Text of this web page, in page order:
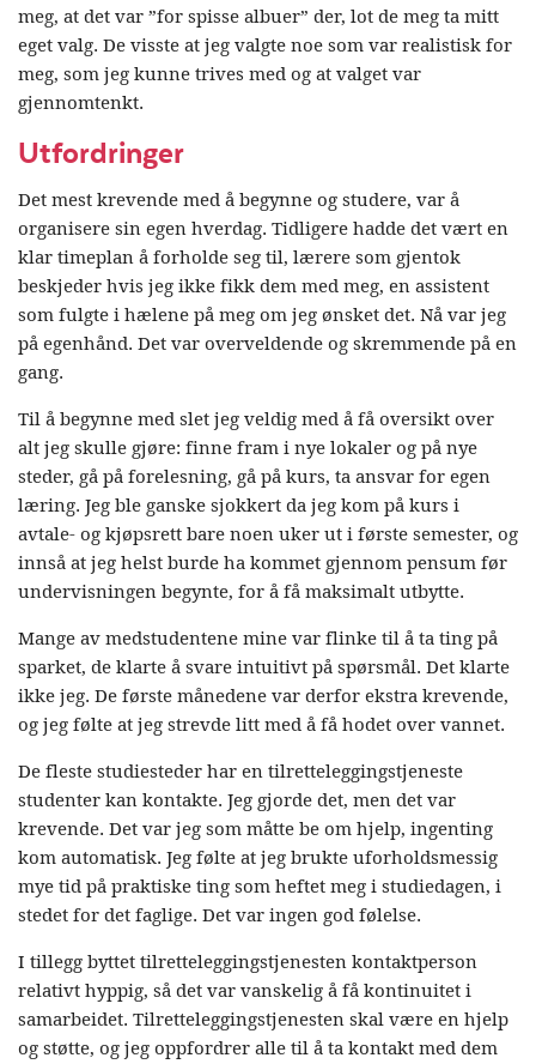
meg, at det var ”for spisse albuer” der, lot de meg ta mitt
eget valg. De visste at jeg valgte noe som var realistisk for
meg, som jeg kunne trives med og at valget var
gjennomtenkt.
Utfordringer
Det mest krevende med å begynne og studere, var å
organisere sin egen hverdag. Tidligere hadde det vært en
klar timeplan å forholde seg til, lærere som gjentok
beskjeder hvis jeg ikke fikk dem med meg, en assistent
som fulgte i hælene på meg om jeg ønsket det. Nå var jeg
på egenhånd. Det var overveldende og skremmende på en
gang.
Til å begynne med slet jeg veldig med å få oversikt over
alt jeg skulle gjøre: finne fram i nye lokaler og på nye
steder, gå på forelesning, gå på kurs, ta ansvar for egen
læring. Jeg ble ganske sjokkert da jeg kom på kurs i
avtale- og kjøpsrett bare noen uker ut i første semester, og
innså at jeg helst burde ha kommet gjennom pensum før
undervisningen begynte, for å få maksimalt utbytte.
Mange av medstudentene mine var flinke til å ta ting på
sparket, de klarte å svare intuitivt på spørsmål. Det klarte
ikke jeg. De første månedene var derfor ekstra krevende,
og jeg følte at jeg strevde litt med å få hodet over vannet.
De fleste studiesteder har en tilretteleggingstjeneste
studenter kan kontakte. Jeg gjorde det, men det var
krevende. Det var jeg som måtte be om hjelp, ingenting
kom automatisk. Jeg følte at jeg brukte uforholdsmessig
mye tid på praktiske ting som heftet meg i studiedagen, i
stedet for det faglige. Det var ingen god følelse.
I tillegg byttet tilretteleggingstjenesten kontaktperson
relativt hyppig, så det var vanskelig å få kontinuitet i
samarbeidet. Tilretteleggingstjenesten skal være en hjelp
og støtte, og jeg oppfordrer alle til å ta kontakt med dem